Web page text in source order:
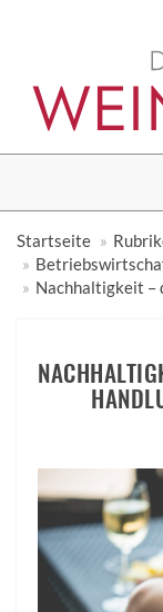
Startseite
Nachhaltigkeit –